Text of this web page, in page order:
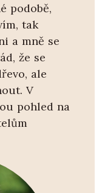
podobě,
tak
a mně se
že se
ale
V
pohled na